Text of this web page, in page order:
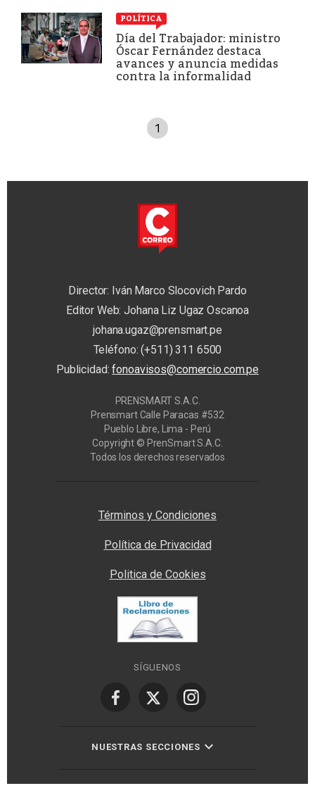
POLÍTICA
Día del Trabajador: ministro
Óscar Fernández destaca
avances y anuncia medidas
contra la informalidad
1
Director: Iván Marco Slocovich Pardo
Editor Web: Johana Liz Ugaz Oscanoa
johana.ugaz@prensmart.pe
Teléfono: (+511) 311 6500
Publicidad:fonoavisos@comercio.com.pe
PRENSMART S.A.C.
Prensmart Calle Paracas #532
Pueblo Libre, Lima - Perú
Copyright © PrenSmart S.A.C.
Todos los derechos reservados
Términos y Condiciones
Política de Privacidad
Politica de Cookies
SÍGUENOS
NUESTRAS SECCIONES